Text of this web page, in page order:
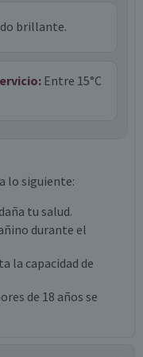
brillante.
Entre 15°C
lo siguiente:
tu salud.
durante el
la capacidad de
de 18 años se